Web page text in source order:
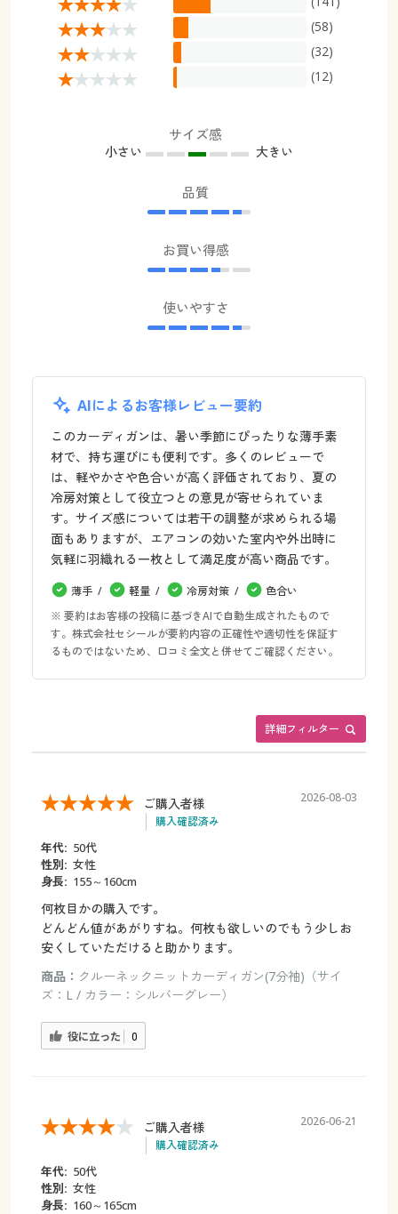
(58)
(32)
(12)
サイズ感
小さい 大きい
品質
お買い得感
使いやすさ
AIによるお客様レビュー要約
このカーディガンは、暑い季節にぴったりな薄手素
材で、持ち運びにも便利です。多くのレビューで
は、軽やかさや色合いが高く評価されており、夏の
冷房対策として役立つとの意見が寄せられていま
す。サイズ感については若干の調整が求められる場
面もありますが、エアコンの効いた室内や外出時に
気軽に羽織れる一枚として満足度が高い商品です。
薄手 軽量 冷房対策
色合い
※ 要約はお客様の投稿に基づきAIで自動生成されたもので
す。株式会社セシールが要約内容の正確性や適切性を保証す
るものではないため、口コミ全文と併せてご確認ください。
詳細フィルター
ご購入者様
購入確認済み
2026-08-03
年代: 50代
性別: 女性
身長: 155～160cm
何枚目かの購入です。
どんどん値があがりすね。何枚も欲しいのでもう少しお
安くしていただけると助かります。
商品： クルーネックニットカーディガン(7分袖)（サイ
ズ：L / カラー：シルバーグレー）
役に立った 0
ご購入者様
購入確認済み
2026-06-21
年代: 50代
性別: 女性
身長: 160～165cm